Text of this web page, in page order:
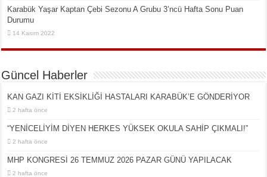
Karabük Yaşar Kaptan Çebi Sezonu A Grubu 3’ncü Hafta Sonu Puan
Durumu
14 Kasım 2022
Güncel Haberler
KAN GAZI KİTİ EKSİKLİĞİ HASTALARI KARABÜK’E GÖNDERİYOR
2 hafta önce
“YENİCELİYİM DİYEN HERKES YÜKSEK OKULA SAHİP ÇIKMALI!”
2 hafta önce
MHP KONGRESİ 26 TEMMUZ 2026 PAZAR GÜNÜ YAPILACAK
2 hafta önce